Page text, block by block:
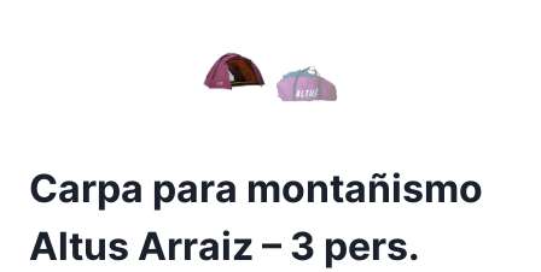
Carpa para montañismo
Altus Arraiz – 3 pers.